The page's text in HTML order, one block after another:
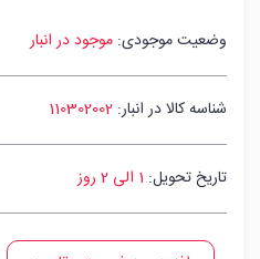
وضعیت موجودی: موجود در انبار
شناسه کالا در انبار: 110302002
تاریخ تحویل: 1 الی 2 روز